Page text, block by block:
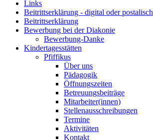
Links
Beitrittserklärung - digital oder postalisch
Beitrittserklärung
Bewerbung bei der Diakonie
Bewerbung-Danke
Kindertagesstätten
Pfiffikus
Über uns
Pädagogik
Öffnungszeiten
Betreuungsbeiträge
Mitarbeiter(innen)
Stellenausschreibungen
Termine
Aktivitäten
Kontakt